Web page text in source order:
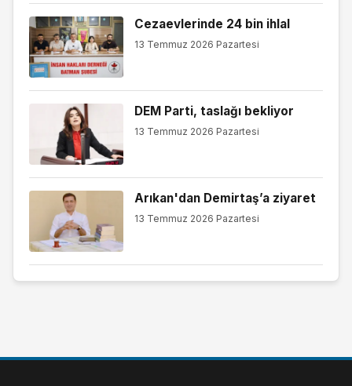
Cezaevlerinde 24 bin ihlal
13 Temmuz 2026 Pazartesi
DEM Parti, taslağı bekliyor
13 Temmuz 2026 Pazartesi
Arıkan'dan Demirtaş’a ziyaret
13 Temmuz 2026 Pazartesi